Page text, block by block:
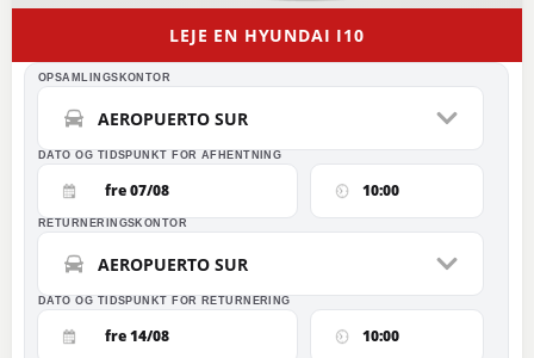
LEJE EN HYUNDAI I10
OPSAMLINGSKONTOR
AEROPUERTO SUR
DATO OG TIDSPUNKT FOR AFHENTNING
fre 07/08 10:00
RETURNERINGSKONTOR
AEROPUERTO SUR
DATO OG TIDSPUNKT FOR RETURNERING
fre 14/08 10:00